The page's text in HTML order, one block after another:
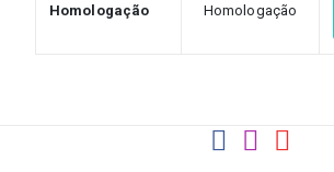
Homologação
Homologação